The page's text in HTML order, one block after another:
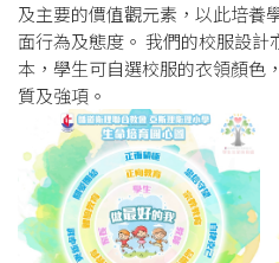
及主要的價值觀元素，以此培養
面行為及態度。 我們的校服設
本，學生可自選校服的衣領顏色
質及強項。